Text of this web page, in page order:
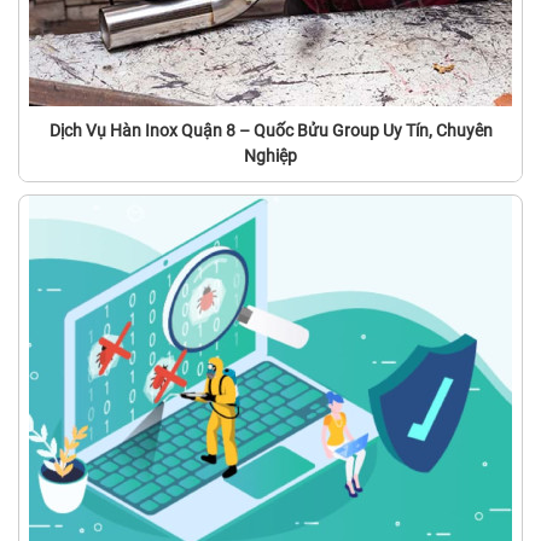
Dịch Vụ Hàn Inox Quận 8 – Quốc Bửu Group Uy Tín, Chuyên
Nghiệp